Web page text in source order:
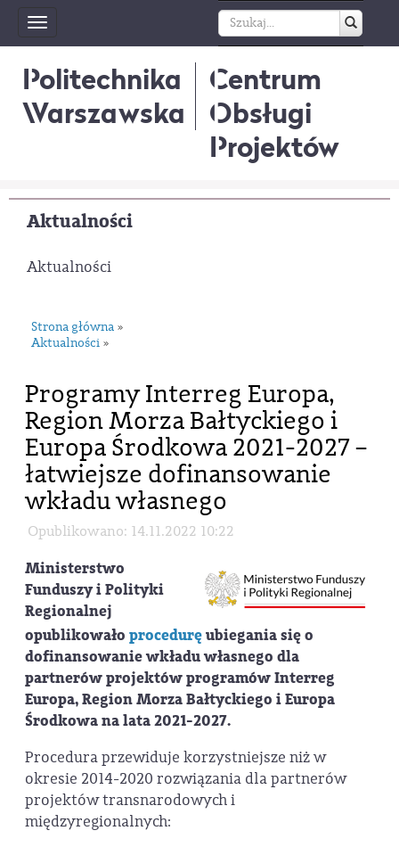
Toggle
navigation
Politechnika
Warszawska
Centrum
Obsługi
Projektów
Aktualności
Aktualności
Strona główna »
Aktualności »
Programy Interreg Europa,
Region Morza Bałtyckiego i
Europa Środkowa 2021-2027 –
łatwiejsze dofinansowanie
wkładu własnego
Opublikowano: 14.11.2022 10:22
Ministerstwo
Funduszy i Polityki
Regionalnej
opublikowało proceduręubiegania się o
dofinansowanie wkładu własnego dla
partnerów projektów programów Interreg
Europa, Region Morza Bałtyckiego i Europa
Środkowa na lata 2021-2027.
Procedura przewiduje korzystniejsze niż w
okresie 2014-2020 rozwiązania dla partnerów
projektów transnarodowych i
międzyregionalnych: